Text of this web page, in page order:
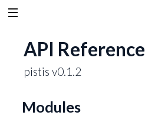
API Reference
pistis v0.1.2
Modules